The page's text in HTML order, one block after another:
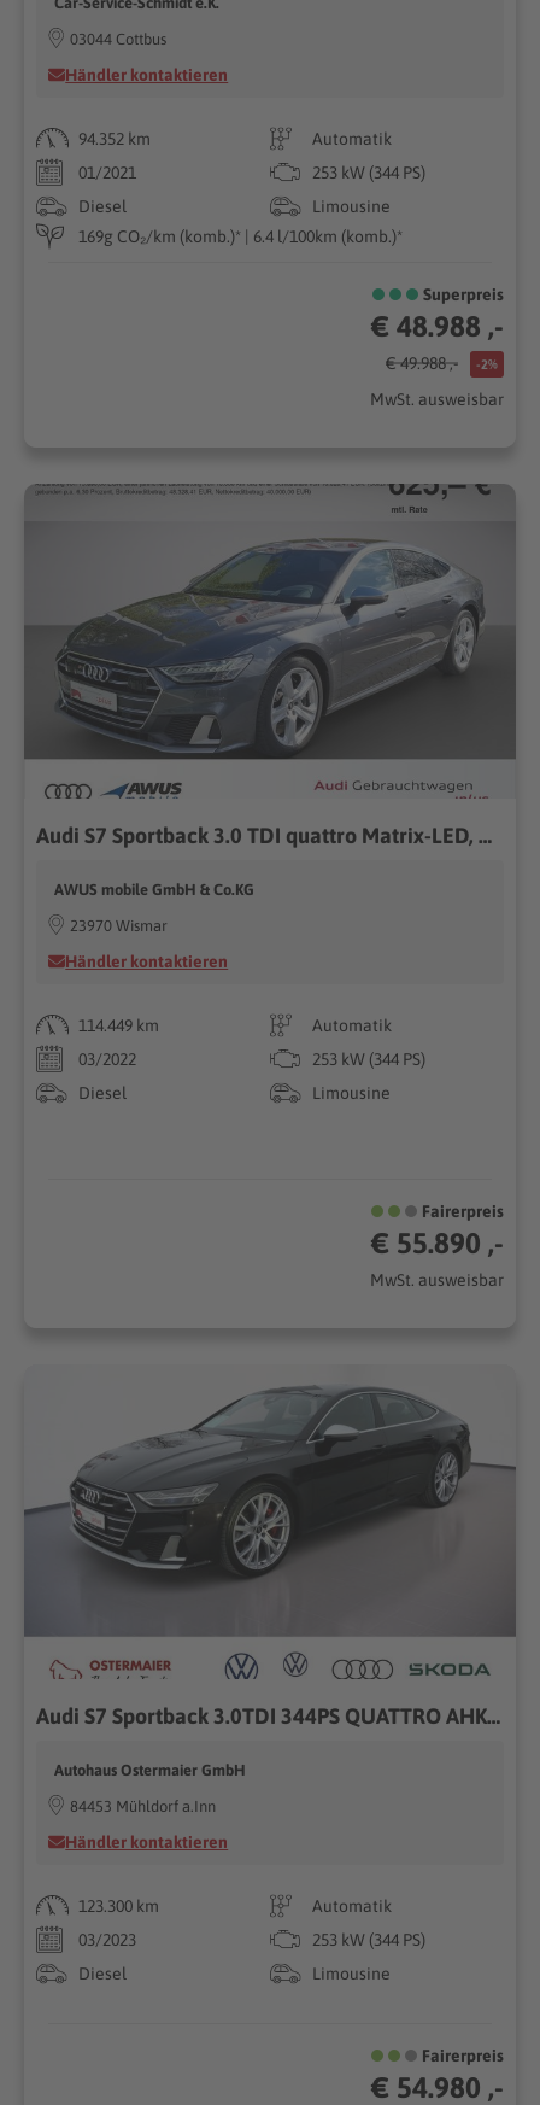
03044 Cottbus
Händler kontaktieren
94.352 km
Automatik
01/2021
253 kW (344 PS)
Diesel
Limousine
169g CO₂/km (komb.)* | 6.4 l/100km (komb.)*
Superpreis
€ 48.988 ,-
€ 49.988 ,- -2%
MwSt. ausweisbar
Audi S7 Sportback 3.0 TDI quattro Matrix-LED, Head-Up
AWUS mobile GmbH & Co.KG
23970 Wismar
Händler kontaktieren
114.449 km
Automatik
03/2022
253 kW (344 PS)
Diesel
Limousine
Fairerpreis
€ 55.890 ,-
MwSt. ausweisbar
Audi S7 Sportback 3.0TDI 344PS QUATTRO AHK.STANDHZG.KAMERA.SHZG
Autohaus Ostermaier GmbH
84453 Mühldorf a.Inn
Händler kontaktieren
123.300 km
Automatik
03/2023
253 kW (344 PS)
Diesel
Limousine
Fairerpreis
€ 54.980 ,-